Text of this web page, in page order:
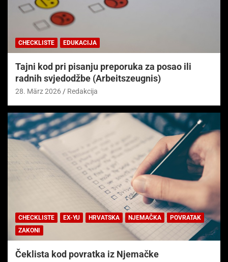
CHECKLISTE EDUKACIJA
Tajni kod pri pisanju preporuka za posao ili
radnih svjedodžbe (Arbeitszeugnis)
28. März 2026 Redakcija
CHECKLISTE EX-YU HRVATSKA NJEMAČKA
POVRATAK
ZAKONI
Čeklista kod povratka iz Njemačke